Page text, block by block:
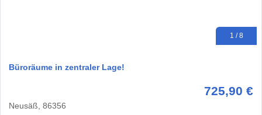
1 / 8
Büroräume in zentraler Lage!
725,90 €
Neusäß, 86356